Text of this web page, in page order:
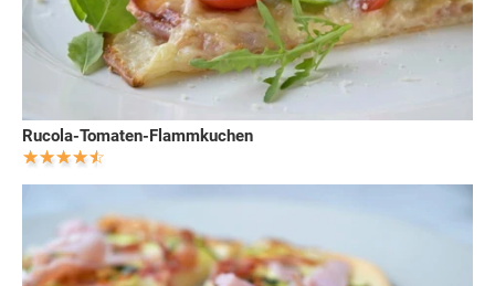
Rucola-Tomaten-Flammkuchen